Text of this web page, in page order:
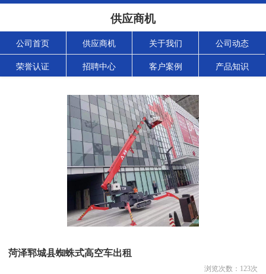
供应商机
公司首页 供应商机 关于我们 公司动态
荣誉认证 招聘中心 客户案例 产品知识
菏泽郓城县蜘蛛式高空车出租
浏览次数： 123次